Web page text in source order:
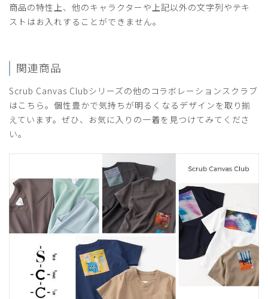
商品の特性上、他のキャラクターや上記以外の文字列やテキ
ストはお入れすることができません。
関連商品
Scrub Canvas Clubシリーズの他のコラボレーションスクラブ
はこちら。個性豊かで気持ちが明るくなるデザインを取り揃
えています。ぜひ、お気に入りの一着を見つけてみてくださ
い。